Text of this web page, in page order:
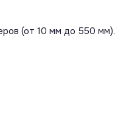
(от 10 мм до 550 мм).